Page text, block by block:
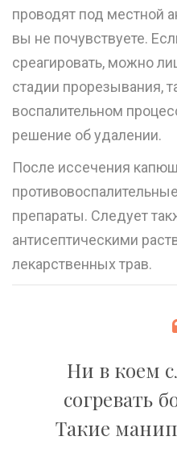
проводят под местной
вы не почувствуете.
среагировать, можно
стадии прорезывания,
воспалительном
решение обудалении.
После иссечения
препараты. Следует
антисептическими
лекарственных трав.
Ни в коем
согревать
Такие